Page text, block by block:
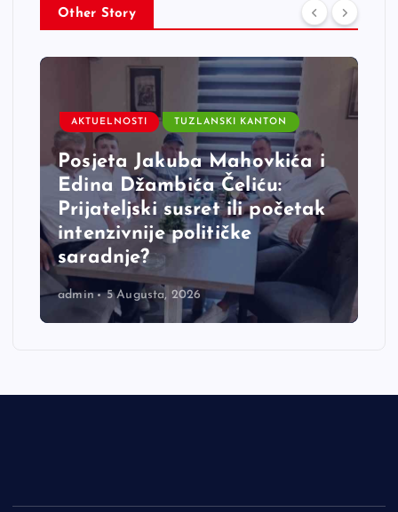
Other Story
AKTUELNOSTI TUZLANSKI KANTON
Posjeta Jakuba Mahovkića i
Edina Džambića Čeliću:
Prijateljski susret ili početak
intenzivnije političke
saradnje?
admin 5 Augusta, 2026